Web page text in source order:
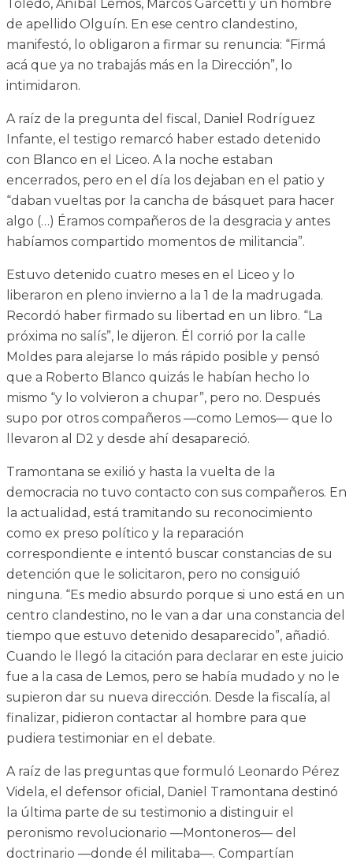
Toledo, Aníbal Lemos, Marcos Garcetti y un hombre
de apellido Olguín. En ese centro clandestino,
manifestó, lo obligaron a firmar su renuncia: “Firmá
acá que ya no trabajás más en la Dirección”, lo
intimidaron.
A raíz de la pregunta del fiscal, Daniel Rodríguez
Infante, el testigo remarcó haber estado detenido
con Blanco en el Liceo. A la noche estaban
encerrados, pero en el día los dejaban en el patio y
“daban vueltas por la cancha de básquet para hacer
algo (…) Éramos compañeros de la desgracia y antes
habíamos compartido momentos de militancia”.
Estuvo detenido cuatro meses en el Liceo y lo
liberaron en pleno invierno a la 1 de la madrugada.
Recordó haber firmado su libertad en un libro. “La
próxima no salís”, le dijeron. Él corrió por la calle
Moldes para alejarse lo más rápido posible y pensó
que a Roberto Blanco quizás le habían hecho lo
mismo “y lo volvieron a chupar”, pero no. Después
supo por otros compañeros —como Lemos— que lo
llevaron al D2 y desde ahí desapareció.
Tramontana se exilió y hasta la vuelta de la
democracia no tuvo contacto con sus compañeros. En
la actualidad, está tramitando su reconocimiento
como ex preso político y la reparación
correspondiente e intentó buscar constancias de su
detención que le solicitaron, pero no consiguió
ninguna. “Es medio absurdo porque si uno está en un
centro clandestino, no le van a dar una constancia del
tiempo que estuvo detenido desaparecido”, añadió.
Cuando le llegó la citación para declarar en este juicio
fue a la casa de Lemos, pero se había mudado y no le
supieron dar su nueva dirección. Desde la fiscalía, al
finalizar, pidieron contactar al hombre para que
pudiera testimoniar en el debate.
A raíz de las preguntas que formuló Leonardo Pérez
Videla, el defensor oficial, Daniel Tramontana destinó
la última parte de su testimonio a distinguir el
peronismo revolucionario —Montoneros— del
doctrinario —donde él militaba—. Compartían